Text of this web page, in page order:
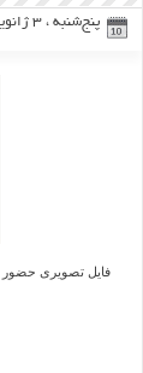
پنج‌شنبه ، 3 ژانویه 2013
فایل تصویری حضور